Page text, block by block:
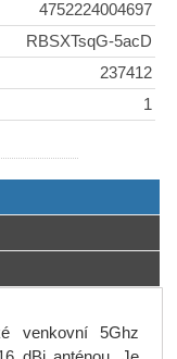
4752224004697
RBSXTsqG-5acD
237412
1
venkovní 5Ghz